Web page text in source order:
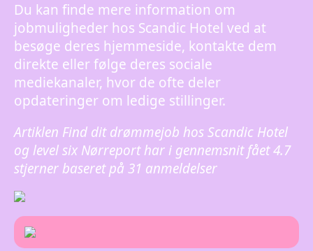
Du kan finde mere information om
jobmuligheder hos Scandic Hotel ved at
besøge deres hjemmeside, kontakte dem
direkte eller følge deres sociale
mediekanaler, hvor de ofte deler
opdateringer om ledige stillinger.
Artiklen Find dit drømmejob hos Scandic Hotel
og level six Nørreport har i gennemsnit fået4.7
stjerner baseret på 31 anmeldelser